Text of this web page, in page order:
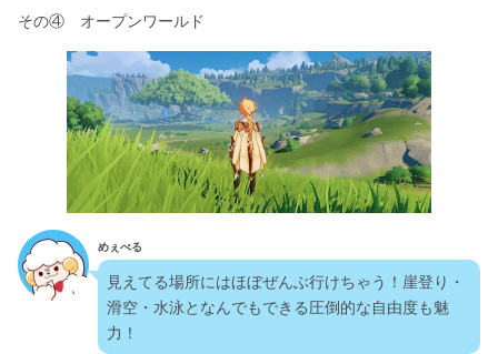
その④　オープンワールド
めぇべる
見えてる場所にはほぼぜんぶ行けちゃう！崖登り・
滑空・水泳となんでもできる圧倒的な自由度も魅
力！